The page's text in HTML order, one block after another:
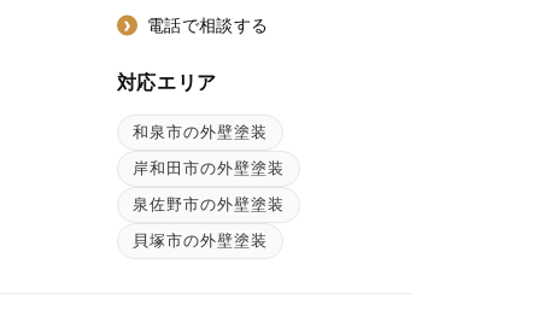
電話で相談する
対応エリア
和泉市の外壁塗装
岸和田市の外壁塗装
泉佐野市の外壁塗装
貝塚市の外壁塗装